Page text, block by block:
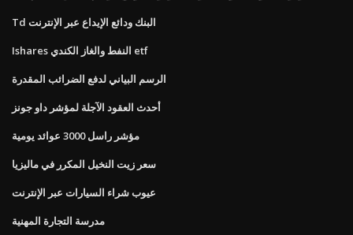
Td البنك ودائع الإيداع عبر الإنترنت
Ishares النفط والغاز الكندي etf
الرسم البياني لدفع الضرائب المقدرة
أحدث العقود الآجلة لمؤشر داو جونز
مؤشر راسل 3000 عوائد يومية
سعر زيت النخيل المكرر في ماليزيا
عيوب شراء السيارات عبر الإنترنت
مدرسة التجارة المهنية